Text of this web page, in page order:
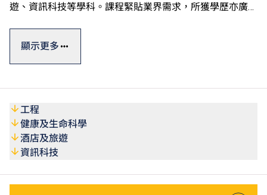
遊、資訊科技等學科。課程緊貼業界需求，所獲學歷亦廣受
此外，VTC亦提供多元化終身學習短期課程，涵蓋人工智
VTC畢業生及學生入讀指定課程可獲最多50%學費減免，上
限為港幣1,000元。
資助詳情請參閱Vplus專才進修資助
(https://vplus.vtc.edu.hk)
顯示更多
工程
健康及生命科學
酒店及旅遊
資訊科技